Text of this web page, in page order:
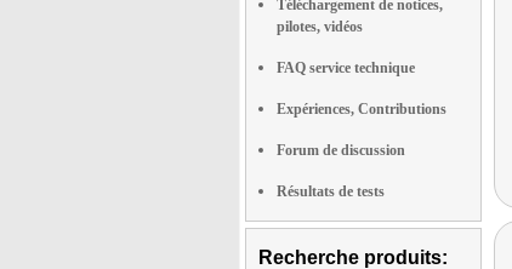
Téléchargement de notices,
pilotes, vidéos
FAQ service technique
Expériences, Contributions
Forum de discussion
Résultats de tests
Recherche produits: